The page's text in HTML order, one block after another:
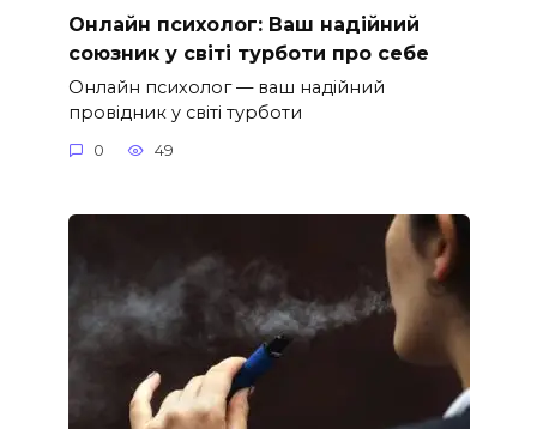
Онлайн психолог: Ваш надійний
союзник у світі турботи про себе
Онлайн психолог — ваш надійний
провідник у світі турботи
0 49